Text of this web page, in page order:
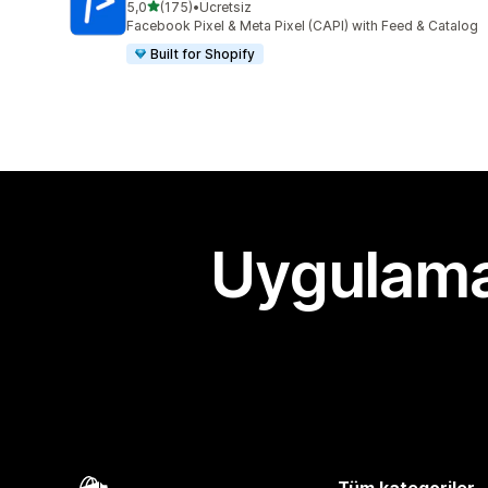
5,05 yıldız üzerinden
(175)
toplam 175 değerlendirme
•Ücretsiz
Facebook Pixel & Meta Pixel (CAPI) with Feed & Catalog
Built for Shopify